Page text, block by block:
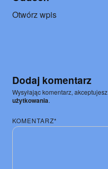
Otwórz wpiso
Dodaj komentarz
Wysyłając komentarz, akceptujesz
użytkowania.
KOMENTARZ*